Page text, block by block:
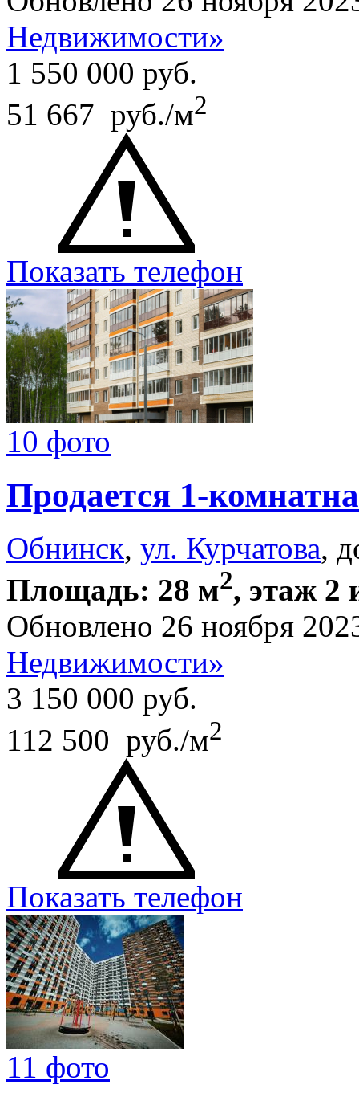
Недвижимости»
1 550 000 руб.
51 667 руб./м2
Показать телефон
10 фото
Продается 1-
Обнинск, ул. Курчатова,
Площадь: 28 м2, этаж 2
Обновлено 26 ноября
Недвижимости»
3 150 000 руб.
112 500 руб./м2
Показать телефон
11 фото